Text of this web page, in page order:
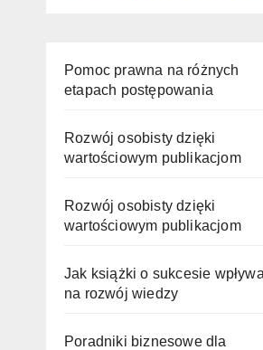
Pomoc prawna na różnych
etapach postępowania
Rozwój osobisty dzięki
wartościowym publikacjom
Rozwój osobisty dzięki
wartościowym publikacjom
Jak książki o sukcesie
na rozwój wiedzy
Poradniki biznesowe dla